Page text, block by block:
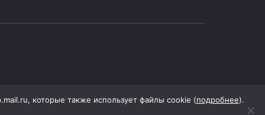
07 августа 2026 14:55
которые также использует файлы cookie (подробнее).